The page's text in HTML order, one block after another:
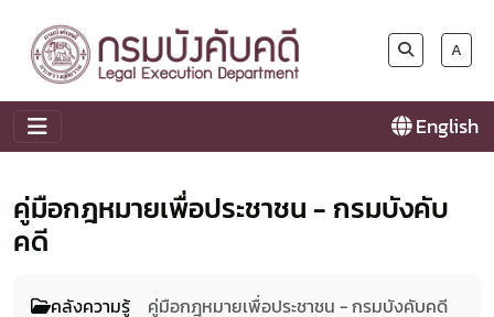
A
English
คู่มือกฎหมายเพื่อประชาชน - กรมบังคับ
คดี
คลังความรู้
คู่มือกฎหมายเพื่อประชาชน - กรมบังคับคดี